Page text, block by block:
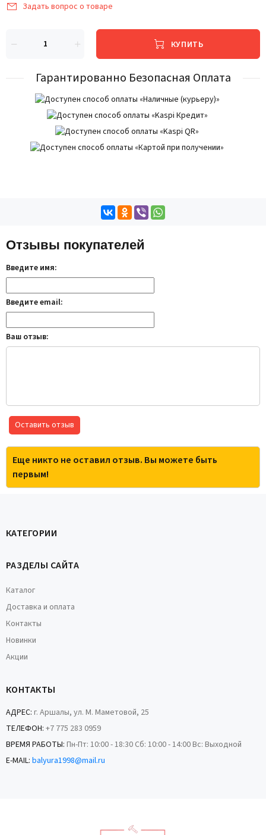
Задать вопрос о товаре
КУПИТЬ
Гарантированно Безопасная Оплата
Отзывы покупателей
Введите имя:
Введите email:
Ваш отзыв:
Оставить отзыв
Еще никто не оставил отзыв. Вы можете быть
первым!
КАТЕГОРИИ
РАЗДЕЛЫ САЙТА
Каталог
Доставка и оплата
Контакты
Новинки
Акции
КОНТАКТЫ
АДРЕС: г. Аршалы, ул. М. Маметовой, 25
ТЕЛЕФОН: +7 775 283 0959
ВРЕМЯ РАБОТЫ: Пн-Пт: 10:00 - 18:30 Сб: 10:00 - 14:00 Вс: Выходной
E-MAIL: balyura1998@mail.ru